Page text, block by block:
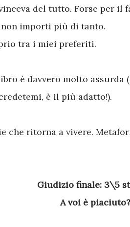
del tutto. Forse per il
non importi più di tanto.
tra i miei preferiti.
è davvero molto assurda
è il più adatto!).
che ritorna a vivere.
Giudizio finale: 3\5
A voi è piaciuto?